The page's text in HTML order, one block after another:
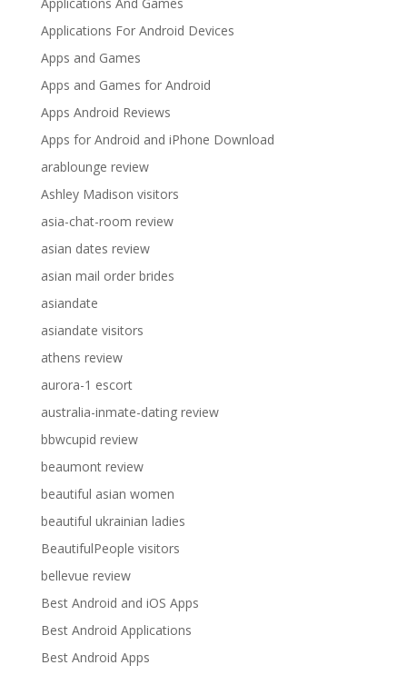
Applications For Android Devices
Apps and Games
Apps and Games for Android
Apps Android Reviews
Apps for Android and iPhone Download
arablounge review
Ashley Madison visitors
asia-chat-room review
asian dates review
asian mail order brides
asiandate
asiandate visitors
athens review
aurora-1 escort
australia-inmate-dating review
bbwcupid review
beaumont review
beautiful asian women
beautiful ukrainian ladies
BeautifulPeople visitors
bellevue review
Best Android and iOS Apps
Best Android Applications
Best Android Apps